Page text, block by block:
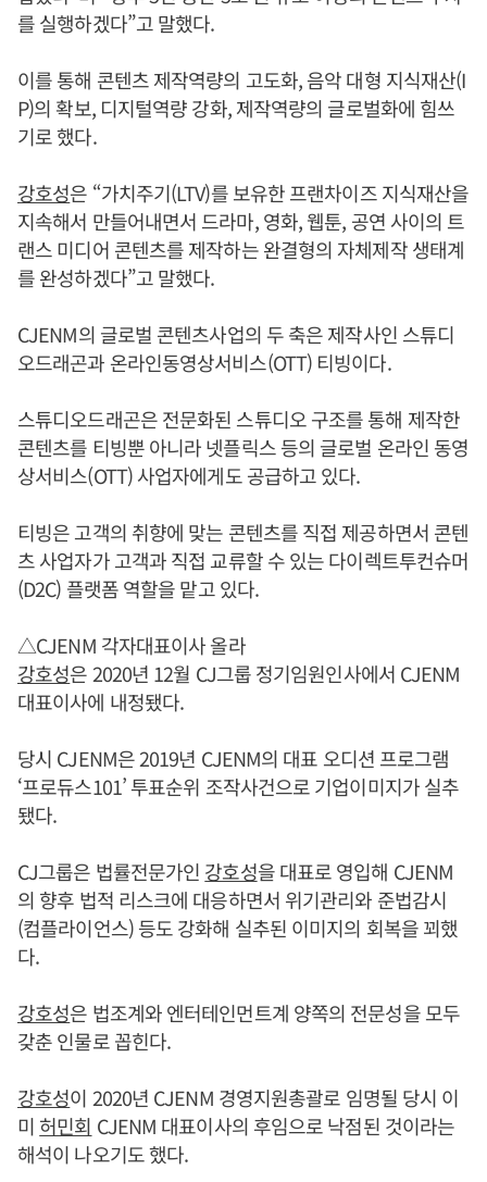
를 실행하겠다”고 말했다.
이를 통해 콘텐츠 제작역량의 고도화, 음악 대형 지식재산(I
P)의 확보, 디지털역량 강화, 제작역량의 글로벌화에 힘쓰
기로 했다.
강호성은 “가치주기(LTV)를 보유한 프랜차이즈 지식재산을
지속해서 만들어내면서 드라마, 영화, 웹툰, 공연 사이의 트
랜스 미디어 콘텐츠를 제작하는 완결형의 자체제작 생태계
를 완성하겠다”고 말했다.
CJENM의 글로벌 콘텐츠사업의 두 축은 제작사인 스튜디
오드래곤과 온라인동영상서비스(OTT) 티빙이다.
스튜디오드래곤은 전문화된 스튜디오 구조를 통해 제작한
콘텐츠를 티빙뿐 아니라 넷플릭스 등의 글로벌 온라인 동영
상서비스(OTT) 사업자에게도 공급하고 있다.
티빙은 고객의 취향에 맞는 콘텐츠를 직접 제공하면서 콘텐
츠 사업자가 고객과 직접 교류할 수 있는 다이렉트투컨슈머
(D2C) 플랫폼 역할을 맡고 있다.
△CJENM 각자대표이사 올라
강호성은 2020년 12월 CJ그룹 정기임원인사에서 CJENM
대표이사에 내정됐다.
당시 CJENM은 2019년 CJENM의 대표 오디션 프로그램
‘프로듀스101’ 투표순위 조작사건으로 기업이미지가 실추
됐다.
CJ그룹은 법률전문가인 강호성을 대표로 영입해 CJENM
의 향후 법적 리스크에 대응하면서 위기관리와 준법감시
(컴플라이언스) 등도 강화해 실추된 이미지의 회복을 꾀했
다.
강호성은 법조계와 엔터테인먼트계 양쪽의 전문성을 모두
갖춘 인물로 꼽힌다.
강호성이 2020년 CJENM 경영지원총괄로 임명될 당시 이
미 허민회 CJENM 대표이사의 후임으로 낙점된 것이라는
해석이 나오기도 했다.